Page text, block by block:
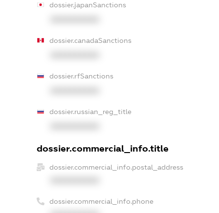
dossier.japanSanctions
dossier.canadaSanctions
dossier.rfSanctions
dossier.russian_reg_title
dossier.commercial_info.title
dossier.commercial_info.postal_address
dossier.commercial_info.phone